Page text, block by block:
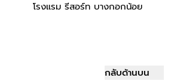
โรงแรม รีสอร์ท บางกอกน้อย
กลับด้านบน